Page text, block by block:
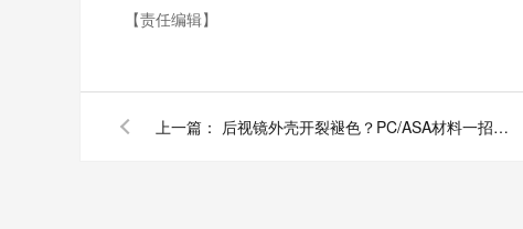
【责任编辑】
上一篇： 后视镜外壳开裂褪色？PC/ASA材料一招解决注塑厂头疼的耐候难题